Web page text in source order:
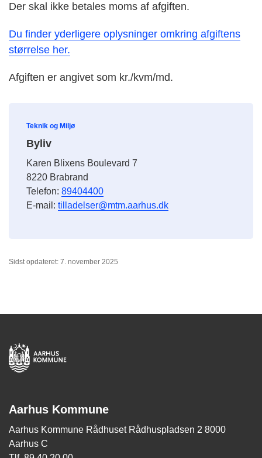
Der skal ikke betales moms af afgiften.
Du finder yderligere oplysninger omkring afgiftens
størrelse her.
Afgiften er angivet som kr./kvm/md.
Teknik og Miljø
Byliv
Karen Blixens Boulevard 7
8220 Brabrand
Telefon: 89404400
E-mail: tilladelser@mtm.aarhus.dk
Sidst opdateret: 7. november 2025
Aarhus Kommune
Aarhus Kommune Rådhuset Rådhuspladsen 2 8000
Aarhus C